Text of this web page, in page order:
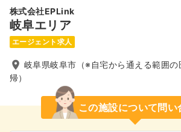
株式会社EPLink
岐阜エリア
エージェント求人
岐阜県岐阜市（※自宅から通える範囲の
帰）
この施設について問い